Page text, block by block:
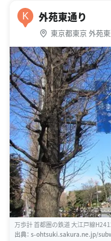
K 外苑東通り
東京都東京 外苑
万歩計 首都圏の鉄道 大江戸線
出典： s-ohtsuki.sakura.ne.jp/